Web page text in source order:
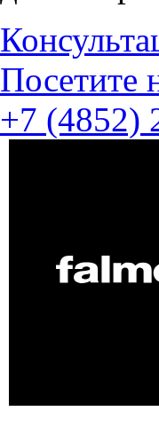
Посетите
+7 (4852)